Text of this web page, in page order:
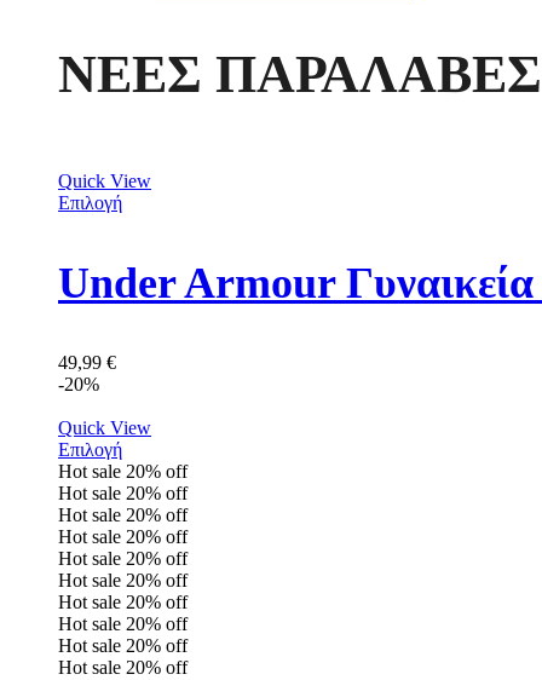
ΝΕΕΣ ΠΑΡΑΛΑΒΕΣ
Quick View
Επιλογή
Under Armour
49,99 €
-20%
Quick View
Επιλογή
Hot sale 20% off
Hot sale 20% off
Hot sale 20% off
Hot sale 20% off
Hot sale 20% off
Hot sale 20% off
Hot sale 20% off
Hot sale 20% off
Hot sale 20% off
Hot sale 20% off